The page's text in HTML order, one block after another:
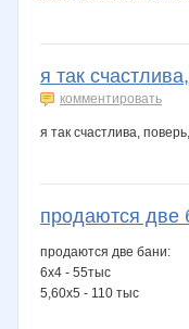
я так
комментировать
я так счастлива,
продаются две
продаются две бани:
6х4 - 55тыс
5,60х5 - 110 тыс